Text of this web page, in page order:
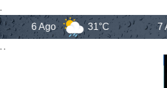
.
31°C 7 Ago
. .